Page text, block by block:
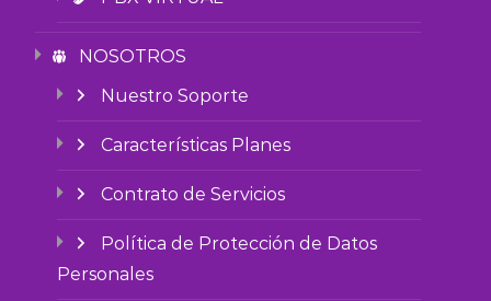
NOSOTROS
Nuestro Soporte
Características Planes
Contrato de Servicios
Política de Protección de Datos
Personales